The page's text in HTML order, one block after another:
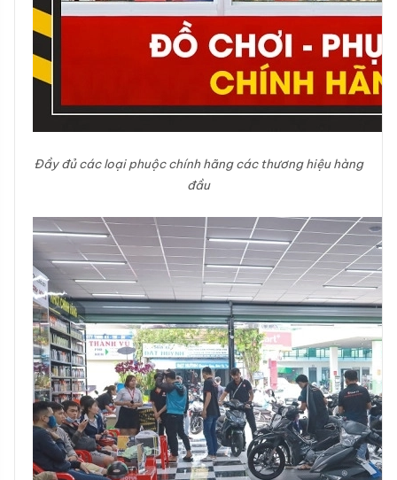
Đầy đủ các loại phuộc chính hãng các thương hiệu hàng
đầu